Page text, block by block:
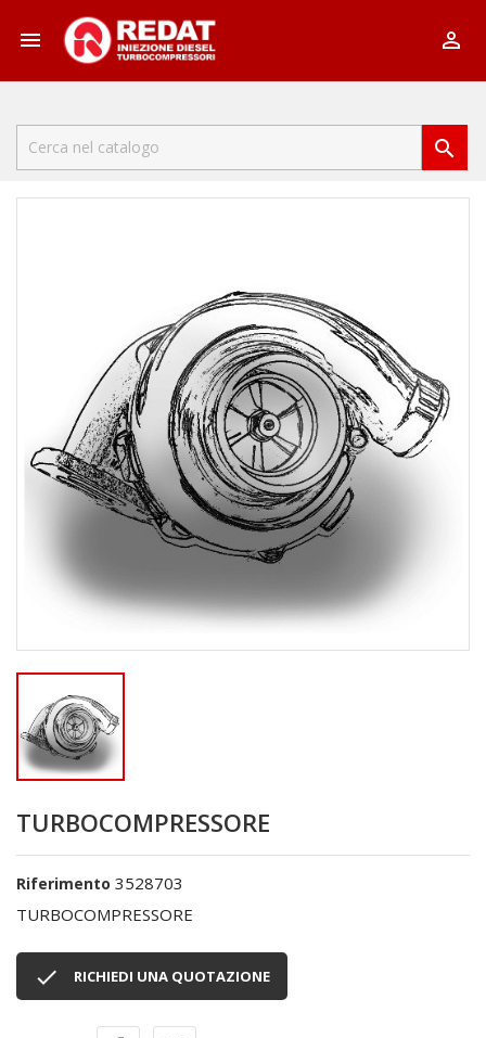
 

TURBOCOMPRESSORE
Riferimento 3528703
TURBOCOMPRESSORE
 RICHIEDI UNA QUOTAZIONE